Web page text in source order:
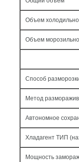
Объем
Объем
Способ
Метод
Автономное
Хладагент ТИП
Мощность